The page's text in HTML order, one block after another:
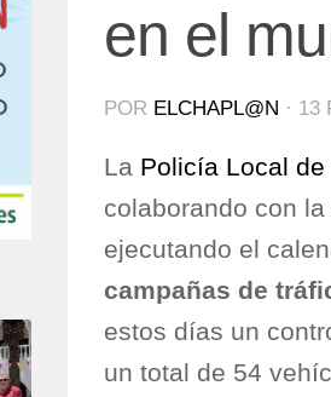
en el
POR ELCHAPL@N · 13
La Policía Local de
colaborando con
ejecutando el
campañas de
estos días un
un total de 54